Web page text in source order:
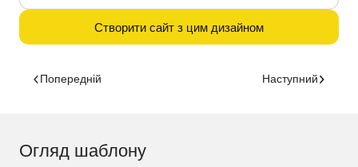
Створити сайт з цим дизайном
Попередній Наступний
Огляд шаблону